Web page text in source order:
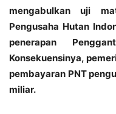
mengabulkan uji
Pengusaha Hutan
penerapan
Konsekuensinya,
pembayaran PNT
miliar.